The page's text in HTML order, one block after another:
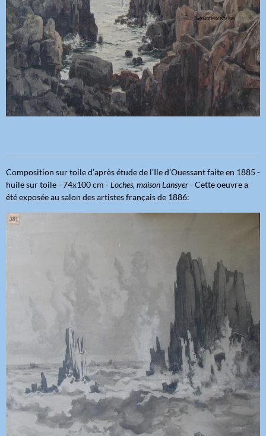
Composition sur toile d’après étude de l’Ile d’Ouessant faite en 1885 -
huile sur toile - 74x100 cm -Loches, maison Lansyer- Cette oeuvre a
été exposée au salon des artistes français de 1886: